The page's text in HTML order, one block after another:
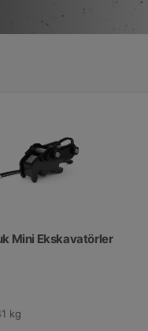
Mini Ekskavatörler
kg